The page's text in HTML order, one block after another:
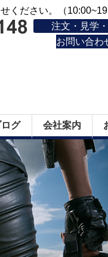
ください。（10:00~19
注文・見学
お問い合わ
グ 会社案内